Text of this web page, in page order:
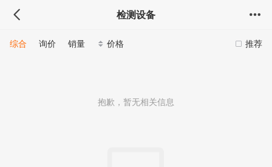
检测设备
推荐
综合 询价 销量 价格
抱歉，暂无相关信息